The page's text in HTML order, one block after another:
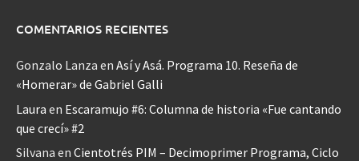
COMENTARIOS RECIENTES
Gonzalo Lanza en Así y Asá. Programa 10. Reseña de
«Homerar» de Gabriel Galli
Laura en Escaramujo #6: Columna de historia «Fue cantando
que crecí» #2
Silvana en Cientotrés PIM – Decimoprimer Programa, Ciclo